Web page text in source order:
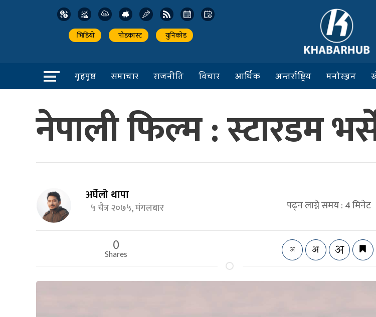
भिडियो पोडकास्ट युनिकोड
गृहपृष्ठ समाचार राजनीति विचार आर्थिक अन्तर्राष्ट्रिय मनोरञ्जन
नेपाली फिल्म : स्टारडम
अर्घेलो थापा
५ चैत्र २०७५, मंगलबार पढ्न लाग्ने समय :4मिनेट
0
Shares